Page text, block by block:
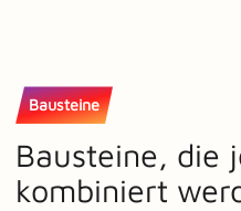
Bausteine
Bausteine, die
kombiniert